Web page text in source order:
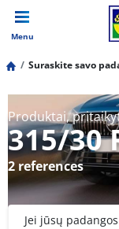
Menu
Suraskite savo
Produktai,
315/30
2 references
Jei jūsų